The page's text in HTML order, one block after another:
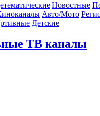
Новостные
Авто/Мото
Детские
ТВ каналы